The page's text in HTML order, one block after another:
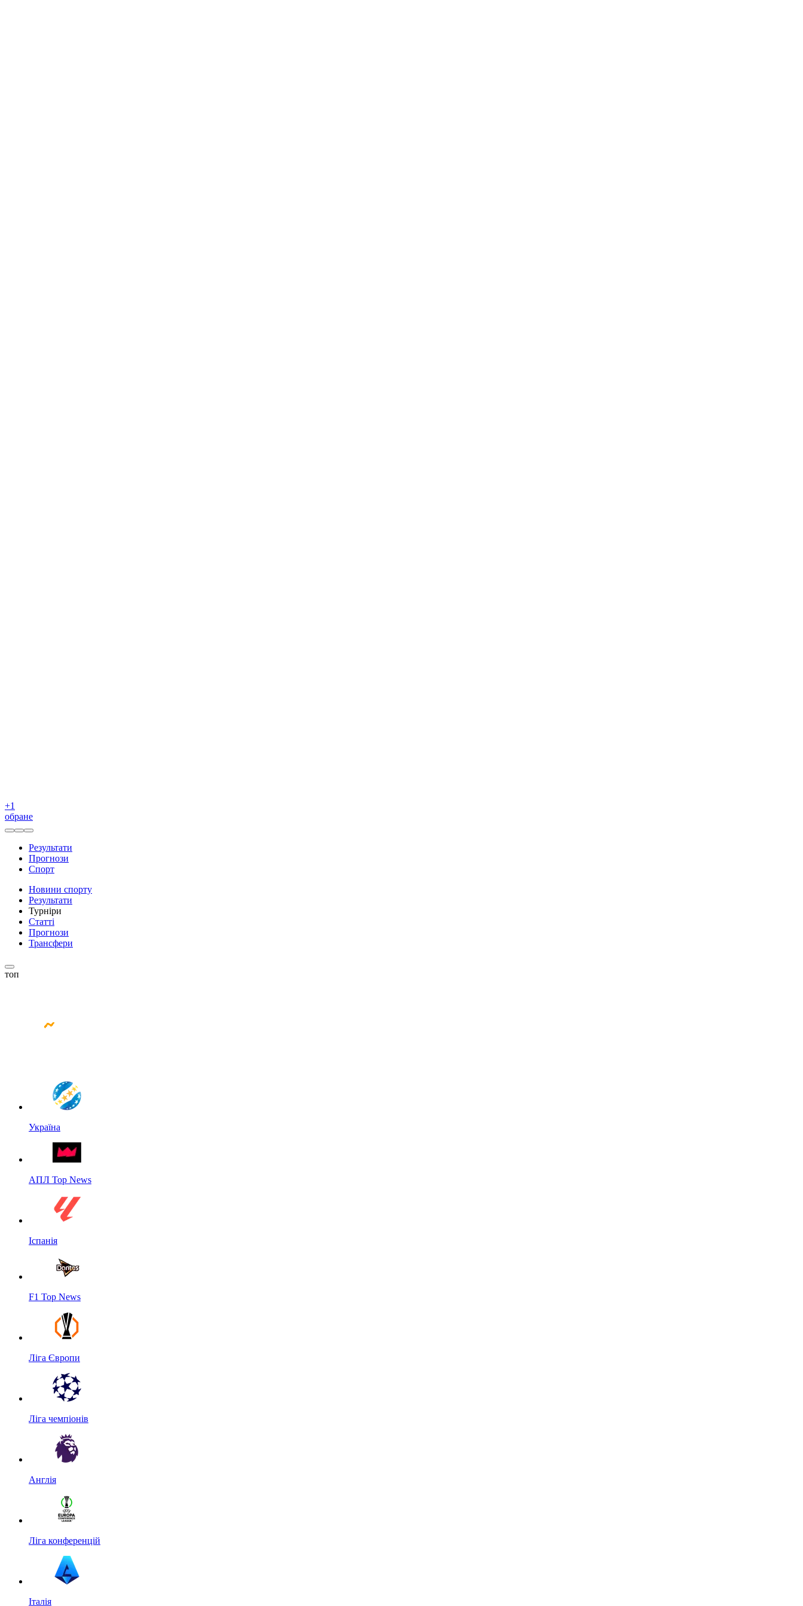
+1
обране
Результати
Прогнози
Спорт
Новини спорту
Результати
Турніри
Статті
Прогнози
Трансфери
топ
Україна
АПЛ Top News
Іспанія
F1 Top News
Ліга Європи
Ліга чемпіонів
Англія
Ліга конференцій
Італія